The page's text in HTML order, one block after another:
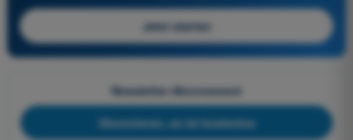
Jetzt starten
Newsletter-Abonnement
Abonnieren, es ist kostenlos